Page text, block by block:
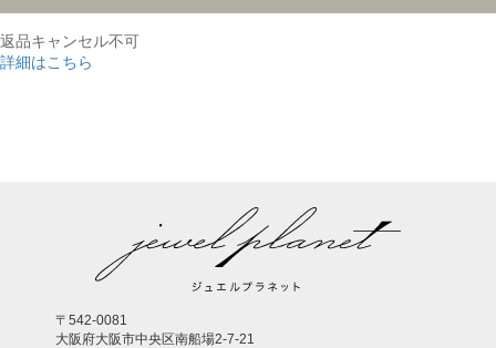
返品キャンセル不可
詳細はこちら
〒542-0081
大阪府大阪市中央区南船場2-7-21